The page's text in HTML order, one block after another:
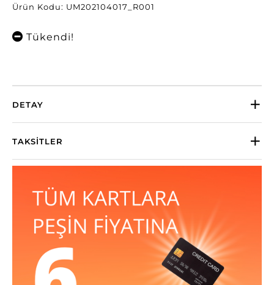
Ürün Kodu: UM202104017_R001
Tükendi!
DETAY
TAKSITLER